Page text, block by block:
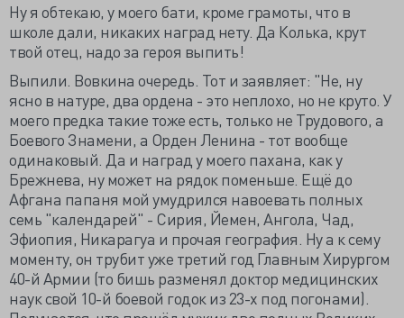
Ну я обтекаю, у моего бати, кроме грамоты, что в
школе дали, никаких наград нету. Да Колька, крут
твой отец, надо за героя выпить!
Выпили. Вовкина очередь. Тот и заявляет: "Не, ну
ясно в натуре, два ордена - это неплохо, но не круто. У
моего предка такие тоже есть, только не Трудового, а
Боевого Знамени, а Орден Ленина - тот вообще
одинаковый. Да и наград у моего пахана, как у
Брежнева, ну может на рядок поменьше. Ещё до
Афгана папаня мой умудрился навоевать полных
семь "календарей" - Сирия, Йемен, Ангола, Чад,
Эфиопия, Никарагуа и прочая география. Ну а к сему
моменту, он трубит уже третий год Главным Хирургом
40-й Армии (то бишь разменял доктор медицинских
наук свой 10-й боевой годок из 23-х под погонами).